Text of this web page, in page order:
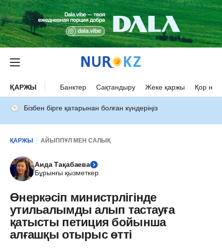
ҚАРЖЫ Банктер Сақтандыру Жеке қаржы Қор
Бізбен бірге қатарынан болған күндеріңіз
ҚАРЖЫ АЙЫППҰЛ МЕН САЛЫҚ
Аида Тақабаева
Бұрынғы қызметкер
Өнеркәсіп министрлігінде
утильалымды алып тастауға
қатысты петиция бойынша
алғашқы отырыс өтті